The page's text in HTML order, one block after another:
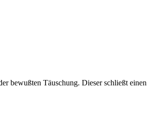
bewußten Täuschung. Dieser schließt einen